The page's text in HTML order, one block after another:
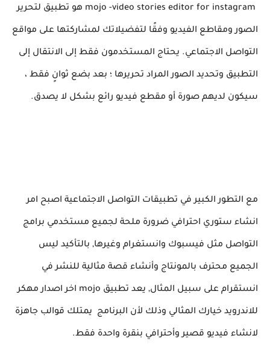
mojo -video stories editor for instagram هو تطبيق لتحرير
الصور ومقاطع الفيديو وفقًا لتفضيلاتك لمشاركتها على مواقع
التواصل الاجتماعي. يحتاج المستخدمون فقط إلى الانتقال إلى
التطبيق وتحديد الصور المراد تحريرها ؛ بعد بضع ثوانٍ فقط ،
سيكون لديهم صورة أو مقطع فيديو رائع بشكل لا يصدق.
مع التطور الكبير في تطبيقات التواصل الاجتماعية اصبح امر
انشاء ستوري احترافي ضرورة ملحة لجميع مستخدمي برامج
التواصل مثل فيسبوك وانستغرام وغيرها, بالتأكيد ليس
الجميع محترف بالمونتاج وأنشاء قصة مثالية للنشر في
انستقرام على سبيل المثال, يعد تطبيق mojo اخر اصدار مهكر
للاندرويد خيارك المثالي وذلك لأن البرنامج يمتلك قوالب جاهزة
لانشاء فيديو قصير وأحترافي بنقرة واحدة فقط.